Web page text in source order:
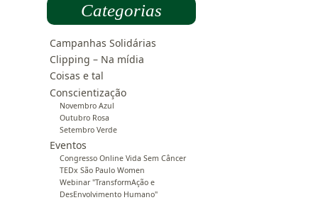
Categorias
Campanhas Solidárias
Clipping – Na mídia
Coisas e tal
Conscientização
Novembro Azul
Outubro Rosa
Setembro Verde
Eventos
Congresso Online Vida Sem Câncer
TEDx São Paulo Women
Webinar "TransformAção e
DesEnvolvimento Humano"